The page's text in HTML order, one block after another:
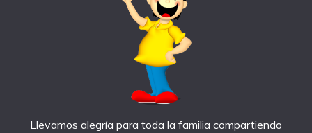
Llevamos alegría para toda la familia compartiendo